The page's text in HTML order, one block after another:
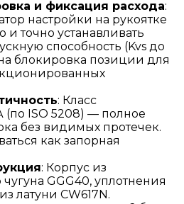
и фиксация расхода:
настройки на рукоятке
и точно устанавливать
способность (Kvs до
блокировка позиции для
: Класс
(по ISO 5208) — полное
без видимых протечек.
как запорная
: Корпус из
GGG40, уплотнения
латуни CW617N.